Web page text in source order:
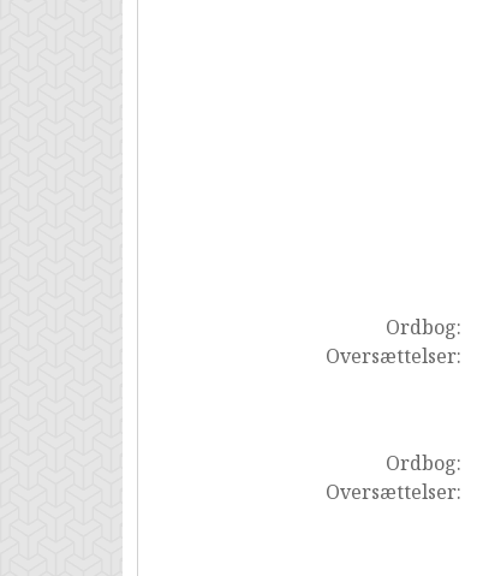
Ordbog:
Oversættelser:
Ordbog:
Oversættelser: